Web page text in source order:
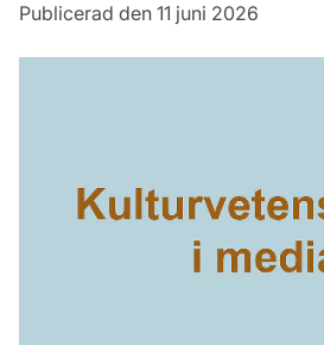
Publicerad den 11 juni 2026